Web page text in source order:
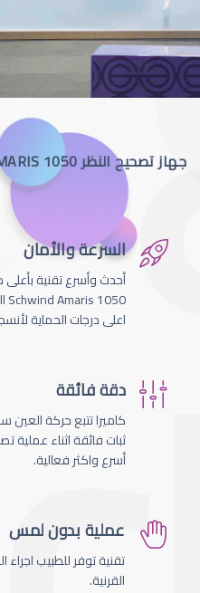
جهاز تصحيح النظر SCHWIND AMARIS 1050
السرعة والأمان
أحدث وأسرع تقنية بأعلى
اعلى درجات الحماية
دقة فائقة
ثبات فائقة اثناء عملية
أسرع واكثر فعالية.
عملية بدون لمس
تقنية توفر للطبيب
القرنية.